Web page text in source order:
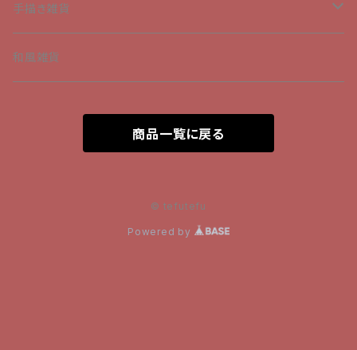
髪飾り
ブレスレット
手描きトートバッグ
手描きエコバック
リュックサック
手描き雑貨
Tシャツ
和風雑貨
商品一覧に戻る
© tefutefu
Powered by